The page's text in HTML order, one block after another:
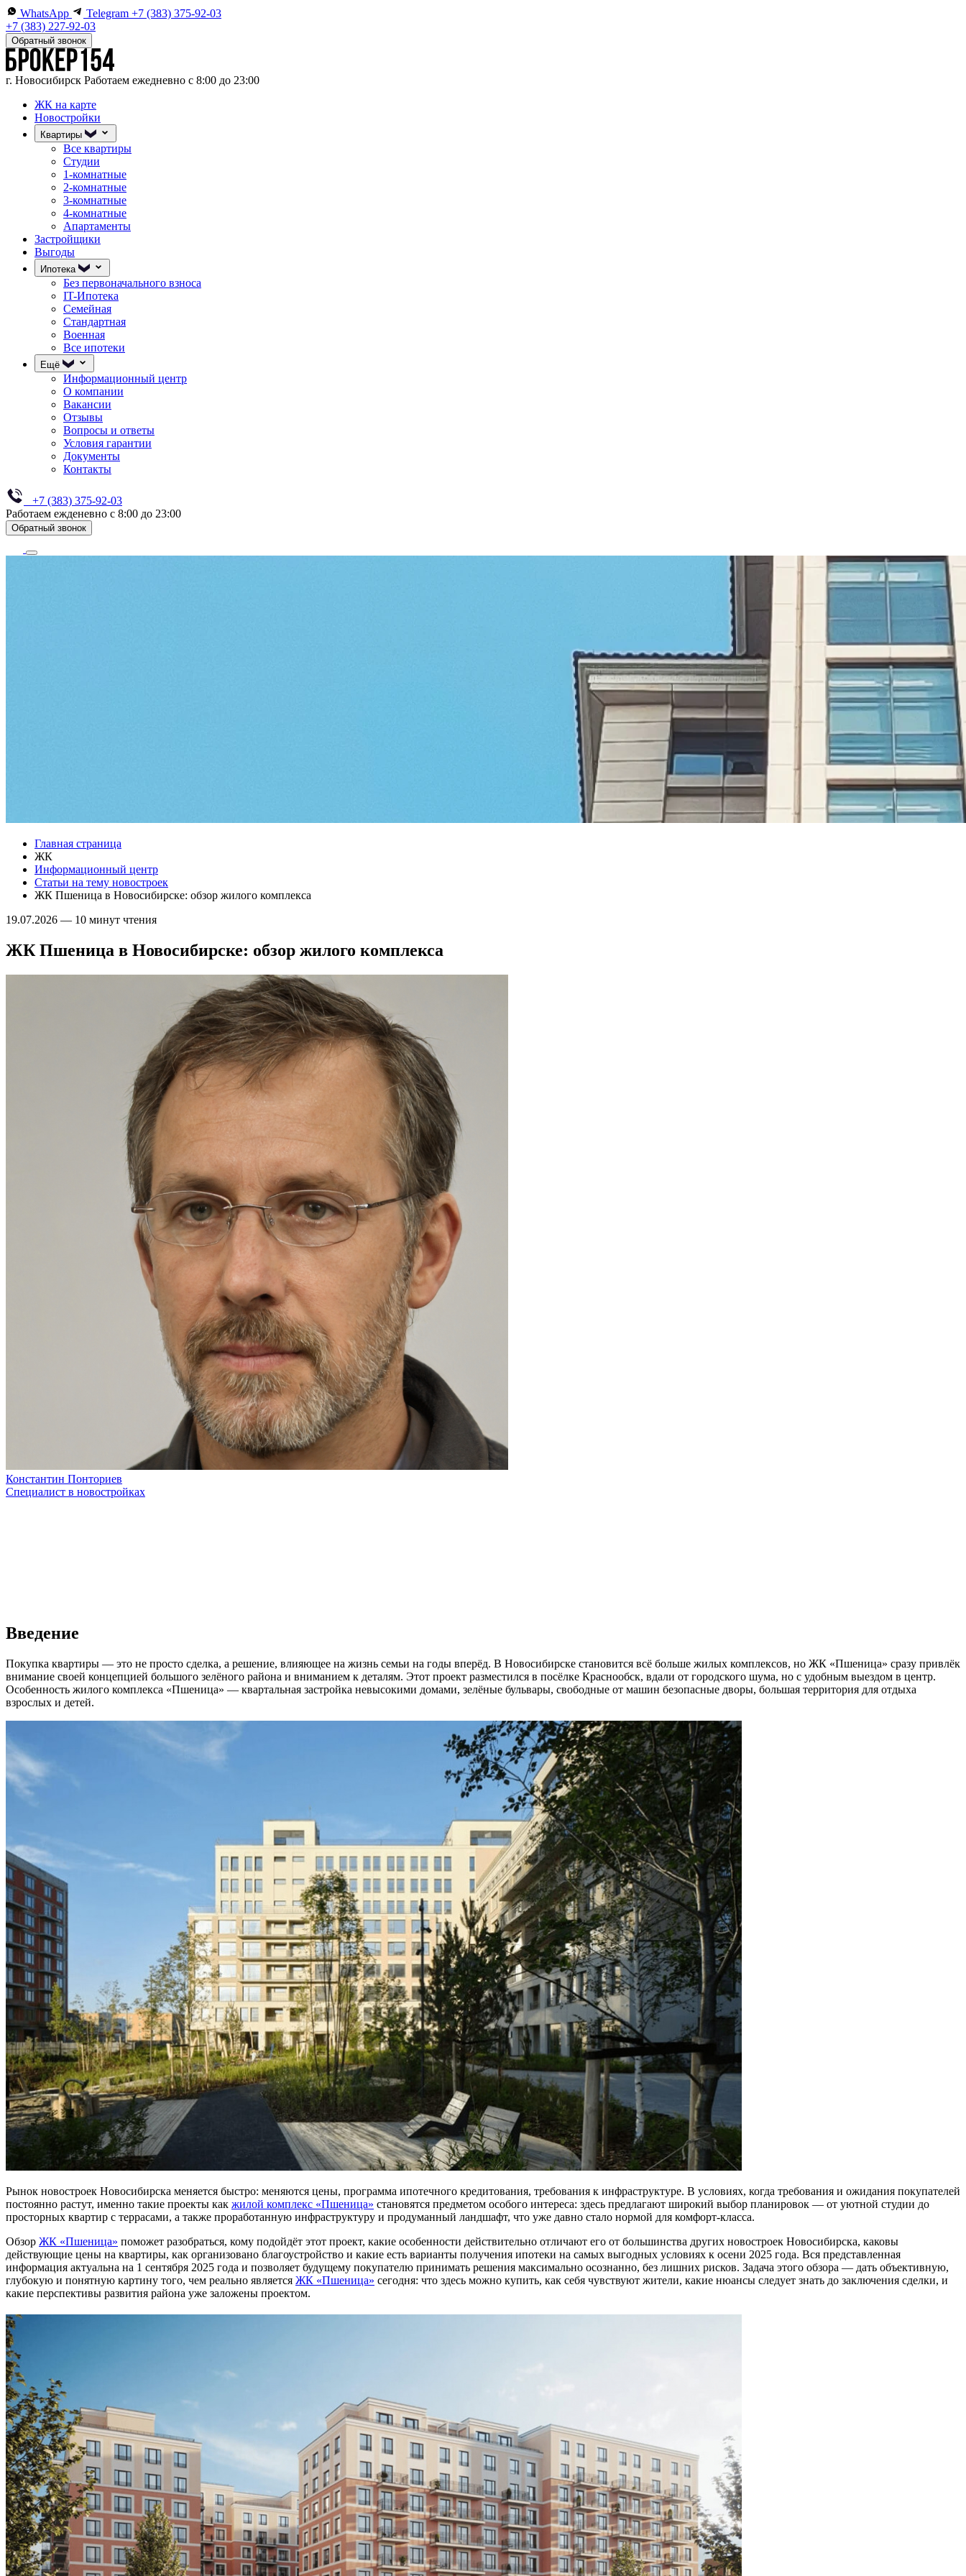
WhatsApp Telegram +7 (383) 375-92-03
+7 (383) 227-92-03
Обратный звонок
г. Новосибирск Работаем ежедневно с 8:00 до 23:00
ЖК на карте
Новостройки
Квартиры
Все квартиры
Студии
1-комнатные
2-комнатные
3-комнатные
4-комнатные
Апартаменты
Застройщики
Выгоды
Ипотека
Без первоначального взноса
IT-Ипотека
Семейная
Стандартная
Военная
Все ипотеки
Ещё
Информационный центр
О компании
Вакансии
Отзывы
Вопросы и ответы
Условия гарантии
Документы
Контакты
+7 (383) 375-92-03
Работаем ежденевно с 8:00 до 23:00
Обратный звонок
Главная страница
ЖК
Информационный центр
Статьи на тему новостроек
ЖК Пшеница в Новосибирске: обзор жилого комплекса
19.07.2026 — 10 минут чтения
ЖК Пшеница в Новосибирске: обзор жилого комплекса
Константин Понториев
Специалист в новостройках
Введение
Покупка квартиры — это не просто сделка, а решение, влияющее на жизнь семьи на годы вперёд. В Новосибирске становится всё больше жилых комплексов, но ЖК «Пшеница» сразу привлёк
внимание своей концепцией большого зелёного района и вниманием к деталям. Этот проект разместился в посёлке Краснообск, вдали от городского шума, но с удобным выездом в центр.
Особенность жилого комплекса «Пшеница» — квартальная застройка невысокими домами, зелёные бульвары, свободные от машин безопасные дворы, большая территория для отдыха
взрослых и детей.
Рынок новостроек Новосибирска меняется быстро: меняются цены, программа ипотечного кредитования, требования к инфраструктуре. В условиях, когда требования и ожидания покупателей
постоянно растут, именно такие проекты как жилой комплекс «Пшеница» становятся предметом особого интереса: здесь предлагают широкий выбор планировок — от уютной студии до
просторных квартир с террасами, а также проработанную инфраструктуру и продуманный ландшафт, что уже давно стало нормой для комфорт-класса.
Обзор ЖК «Пшеница» поможет разобраться, кому подойдёт этот проект, какие особенности действительно отличают его от большинства других новостроек Новосибирска, каковы
действующие цены на квартиры, как организовано благоустройство и какие есть варианты получения ипотеки на самых выгодных условиях к осени 2025 года. Вся представленная
информация актуальна на 1 сентября 2025 года и позволяет будущему покупателю принимать решения максимально осознанно, без лишних рисков. Задача этого обзора — дать объективную,
глубокую и понятную картину того, чем реально является ЖК «Пшеница» сегодня: что здесь можно купить, как себя чувствуют жители, какие нюансы следует знать до заключения сделки, и
какие перспективы развития района уже заложены проектом.